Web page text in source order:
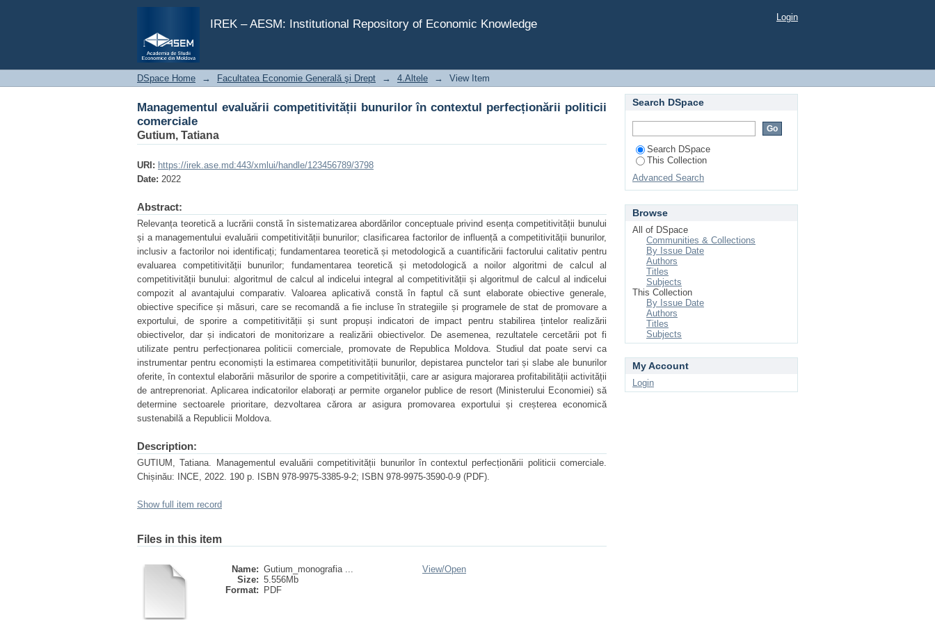
IREK – AESM: Institutional Repository of Economic Knowledge
Managementul evaluării competitivității bunurilor în contextul perfecționării politicii comerciale
Login
DSpace Home → Facultatea Economie Generală şi Drept → 4.Altele → View Item
Managementul evaluării competitivității bunurilor în contextul perfecționării politicii
comerciale
Gutium, Tatiana
URI: https://irek.ase.md:443/xmlui/handle/123456789/3798
Date: 2022
Abstract:
Relevanța teoretică a lucrării constă în sistematizarea abordărilor conceptuale privind esența competitivității bunului
și a managementului evaluării competitivității bunurilor; clasificarea factorilor de influență a competitivității bunurilor,
inclusiv a factorilor noi identificați; fundamentarea teoretică și metodologică a cuantificării factorului calitativ pentru
evaluarea competitivității bunurilor; fundamentarea teoretică și metodologică a noilor algoritmi de calcul al
competitivității bunului: algoritmul de calcul al indicelui integral al competitivității și algoritmul de calcul al indicelui
compozit al avantajului comparativ. Valoarea aplicativă constă în faptul că sunt elaborate obiective generale,
obiective specifice și măsuri, care se recomandă a fie incluse în strategiile și programele de stat de promovare a
exportului, de sporire a competitivității și sunt propuși indicatori de impact pentru stabilirea țintelor realizării
obiectivelor, dar și indicatori de monitorizare a realizării obiectivelor. De asemenea, rezultatele cercetării pot fi
utilizate pentru perfecționarea politicii comerciale, promovate de Republica Moldova. Studiul dat poate servi ca
instrumentar pentru economiști la estimarea competitivității bunurilor, depistarea punctelor tari și slabe ale bunurilor
oferite, în contextul elaborării măsurilor de sporire a competitivității, care ar asigura majorarea profitabilității activității
de antreprenoriat. Aplicarea indicatorilor elaborați ar permite organelor publice de resort (Ministerului Economiei) să
determine sectoarele prioritare, dezvoltarea cărora ar asigura promovarea exportului și creșterea economică
sustenabilă a Republicii Moldova.
Description:
GUTIUM, Tatiana. Managementul evaluării competitivității bunurilor în contextul perfecționării politicii comerciale.
Chișinău: INCE, 2022. 190 p. ISBN 978-9975-3385-9-2; ISBN 978-9975-3590-0-9 (PDF).
Show full item record
Files in this item
Name: Gutium_monografia ...
Size: 5.556Mb
Format:
PDF
View/Open
Search DSpace
Search DSpace
This Collection
Advanced Search
Browse
All of DSpace
Communities & Collections
By Issue Date
Authors
Titles
Subjects
This Collection
By Issue Date
Authors
Titles
Subjects
My Account
Login